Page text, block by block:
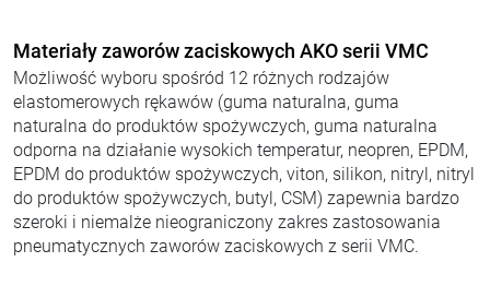
Materiały zaworów zaciskowych AKO serii VMC
Możliwość wyboru spośród 12 różnych rodzajów
elastomerowych rękawów (guma naturalna, guma
naturalna do produktów spożywczych, guma naturalna
odporna na działanie wysokich temperatur, neopren, EPDM,
EPDM do produktów spożywczych, viton, silikon, nitryl, nitryl
do produktów spożywczych, butyl, CSM) zapewnia bardzo
szeroki i niemalże nieograniczony zakres zastosowania
pneumatycznych zaworów zaciskowych z serii VMC.